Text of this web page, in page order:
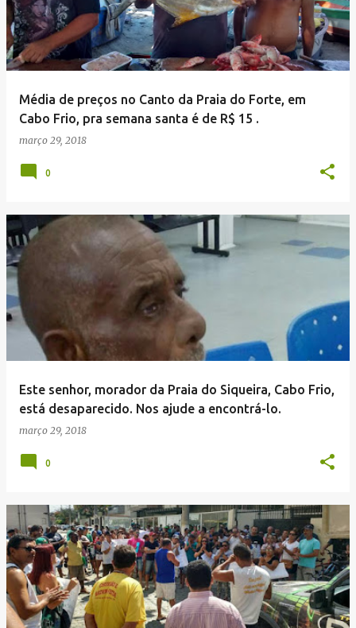
Média de preços no Canto da Praia do Forte, em
Cabo Frio, pra semana santa é de R$ 15 .
março 29, 2018
0
Este senhor, morador da Praia do Siqueira, Cabo Frio,
está desaparecido. Nos ajude a encontrá-lo.
março 29, 2018
0